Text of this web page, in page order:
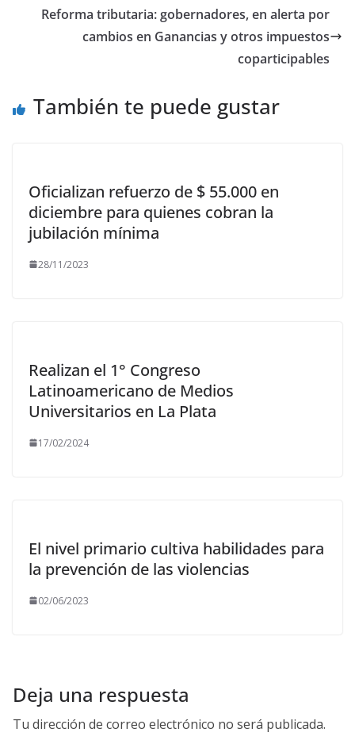
o n ti
r
Reforma tributaria: gobernadores, en alerta por
cambios en Ganancias y otros impuestos
coparticipables
También te puede gustar
Oficializan refuerzo de $ 55.000 en
diciembre para quienes cobran la
jubilación mínima
28/11/2023
Realizan el 1° Congreso
Latinoamericano de Medios
Universitarios en La Plata
17/02/2024
El nivel primario cultiva habilidades para
la prevención de las violencias
02/06/2023
Deja una respuesta
Tu dirección de correo electrónico no será publicada.